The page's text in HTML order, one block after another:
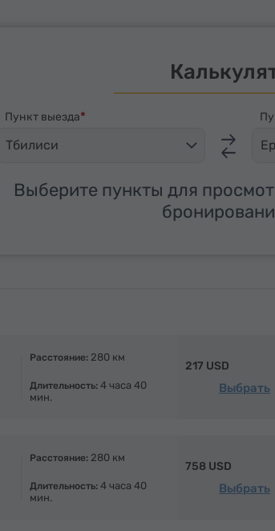
Пункт выезда
Тбилиси
Выберите пункты для
Расстояние: 280 км
Длительность: 4 часа 40
мин.
217 USD
Выбрать
Расстояние: 280 км
Длительность: 4 часа 40
мин.
758 USD
Выбрать